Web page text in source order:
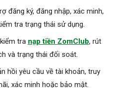
đăng ký, đăng nhập, xác minh,
tra trạng thái sử dụng.
tra nạp tiền ZomClub, rút
và trạng thái đối soát.
hồi yêu cầu về tài khoản, truy
xác minh hoặc bảo mật.